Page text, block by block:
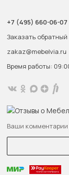
+7 (495) 660-06-07
Заказать
zakaz@mebelvia.ru
Время работы:
Ваши